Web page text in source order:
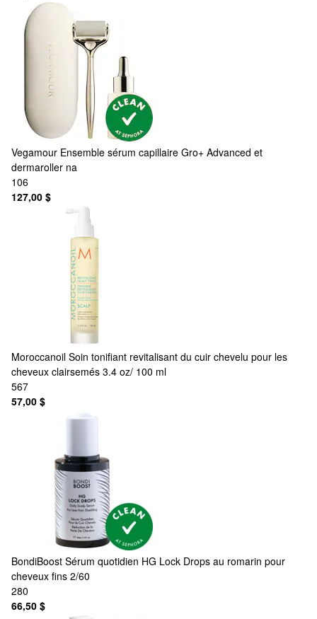
Vegamour Ensemble sérum capillaire Gro+ Advanced et
dermaroller na
106
127,00 $
Moroccanoil Soin tonifiant revitalisant du cuir chevelu pour les
cheveux clairsemés 3.4 oz/ 100 ml
567
57,00 $
BondiBoost Sérum quotidien HG Lock Drops au romarin pour
cheveux fins 2/60
280
66,50 $